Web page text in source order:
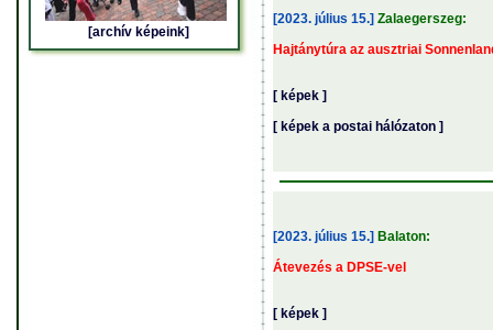
[archív képeink]
[2023. július 15.] Zalaegerszeg:
Hajtánytúra az ausztriai
[ képek ]
[ képek a postai hálózaton ]
[2023. július 15.] Balaton:
Átevezés a DPSE-vel
[ képek ]